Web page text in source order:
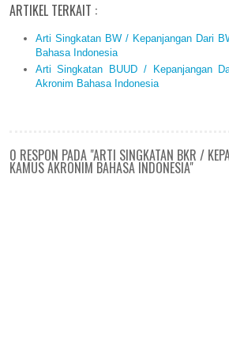
ARTIKEL TERKAIT :
Arti Singkatan BW / Kepanjangan Dari
Bahasa Indonesia
Arti Singkatan BUUD / Kepanjangan
Akronim Bahasa Indonesia
0 RESPON PADA "ARTI SINGKATAN BKR /
KAMUS AKRONIM BAHASA INDONESIA"